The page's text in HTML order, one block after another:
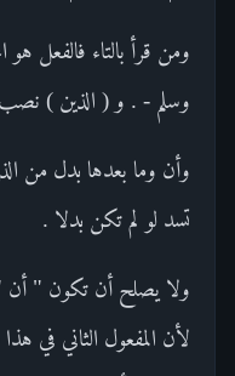
ومن قرأ بالتاء فالفعل
وسلم - . و ( الذين )
وأن وما بعدها بدل من
تسد لو لم تكن بدلا .
ولا يصلح أن تكون " أن "
لأن المفعول الثاني في